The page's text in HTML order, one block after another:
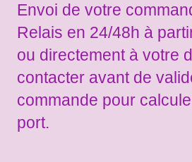
Envoi de votre
Relais en 24/48h à
ou directement à votre
contacter avant de
commande pour
port.